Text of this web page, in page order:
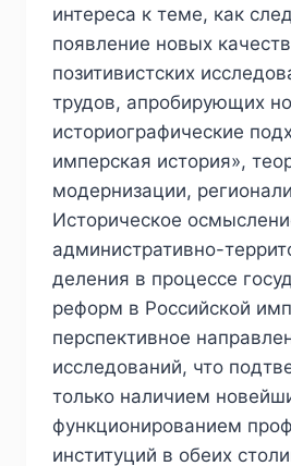
интереса к теме, как
появление новых
позитивистских
трудов, апробирующих
историографические
имперская история»,
модернизации,
Историческое
административно-
деления в процессе
реформ в Российской
перспективное
исследований, что
только наличием
функционированием
институций в обеих